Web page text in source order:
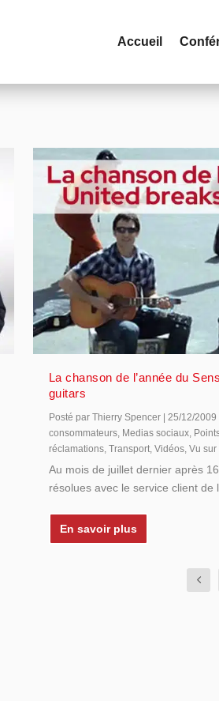
Accueil
La chanson de l’année du
guitars
Posté par Thierry Spencer| 25/12/2009
consommateurs, Medias sociaux,
réclamations, Transport, Vidéos, Vu sur
Au mois de juillet dernier après
résolues avec le service client de
En savoir plus